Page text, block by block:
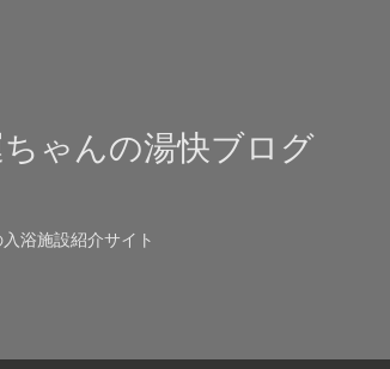
ゃんの湯快ブログ
浴施設紹介サイト